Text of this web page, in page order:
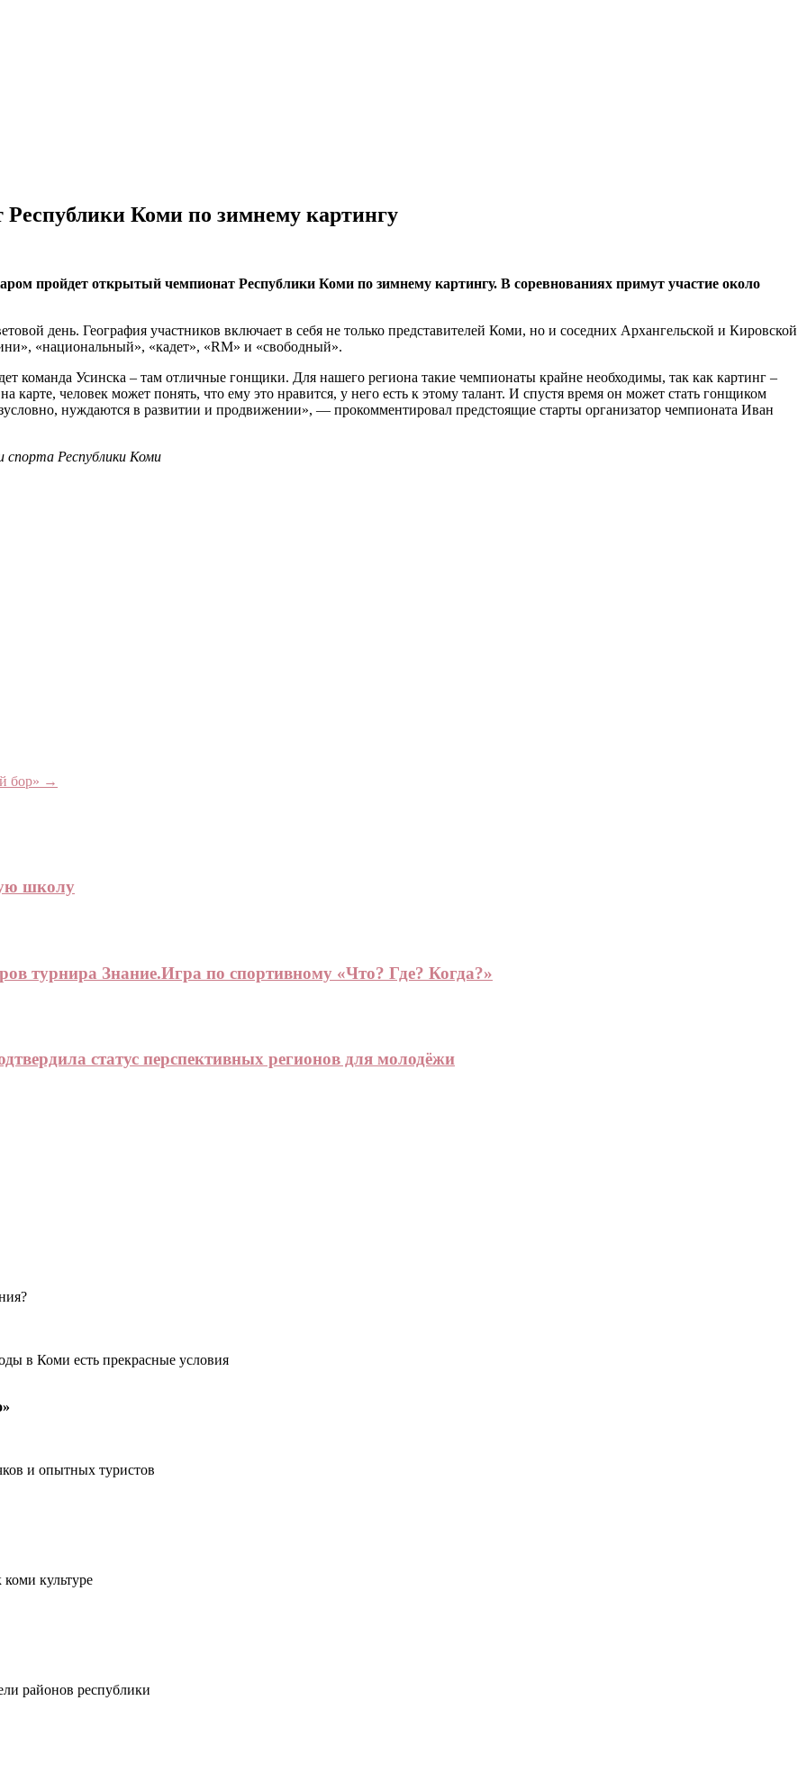
Коми по зимнему картингу
пройдет открытый чемпионат Республики Коми по зимнему картингу. В соревнованиях примут участие около
день. География участников включает в себя не только представителей Коми, но и соседних Архангельской и Кировской
«национальный», «кадет», «RM» и «свободный».
команда Усинска – там отличные гонщики. Для нашего региона такие чемпионаты крайне необходимы, так как картинг –
карте, человек может понять, что ему это нравится, у него есть к этому талант. И спустя время он может стать гонщиком
нуждаются в развитии и продвижении», — прокомментировал предстоящие старты организатор чемпионата Иван
Республики Коми
бор» →
школу
турнира Знание.Игра по спортивному «Что? Где? Когда?»
статус перспективных регионов для молодёжи
в Коми есть прекрасные условия
и опытных туристов
культуре
районов республики